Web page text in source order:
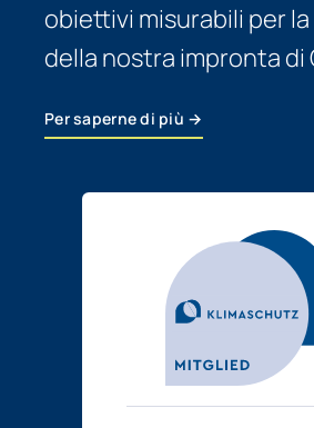
obiettivi misurabili per
della nostra impronta di
Per saperne di più →